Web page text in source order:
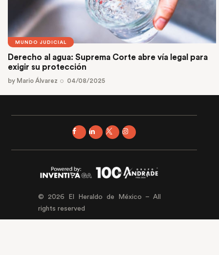
MUNDO JUDICIAL
Derecho al agua: Suprema Corte abre vía legal para
exigir su protección
by Mario Álvarez 04/08/2025
© 2026 El Heraldo de México – All
rights reserved